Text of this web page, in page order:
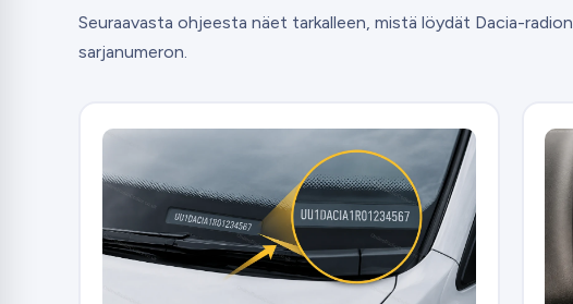
Seuraavasta ohjeesta näet tarkalleen, mistä löydät Dacia-radion
sarjanumeron.